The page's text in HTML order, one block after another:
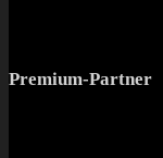
Premium-Partner